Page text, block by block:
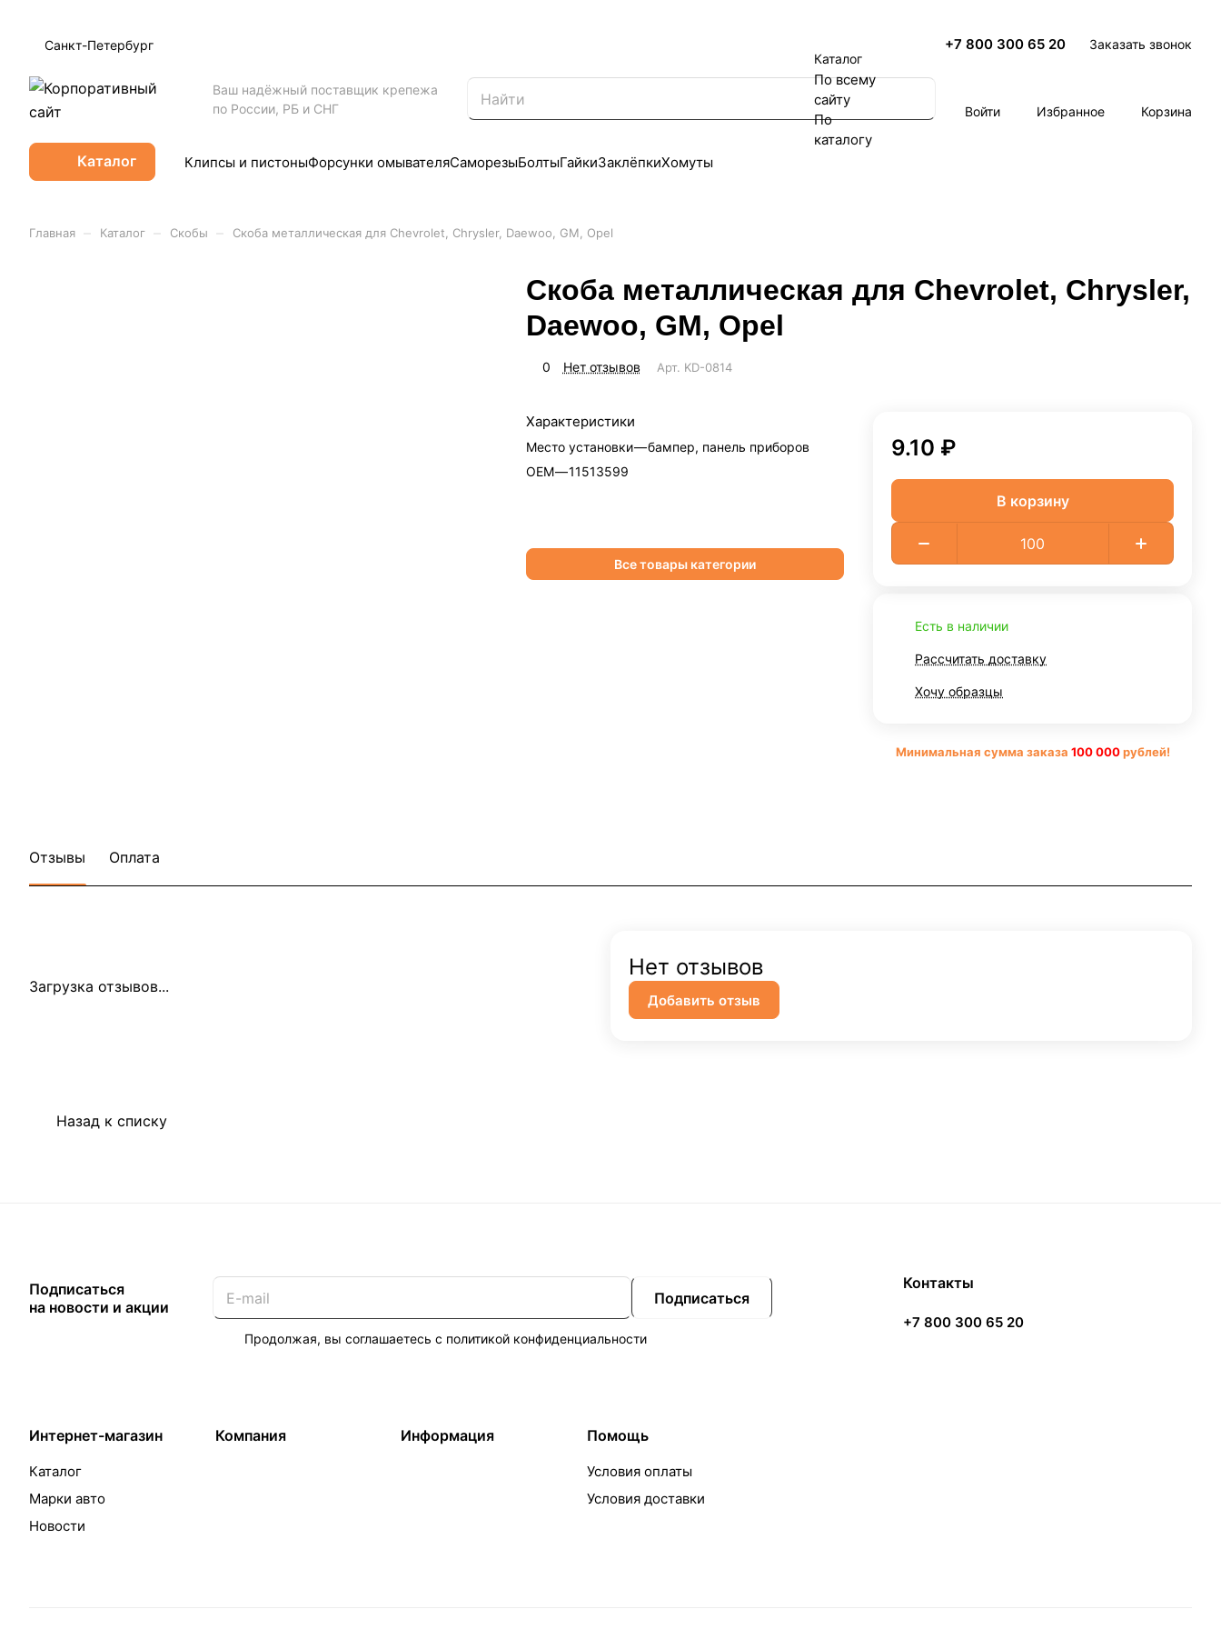
Санкт-Петербург +7 800 300 65 20 Заказать звонок
Ваш надёжный поставщик крепежа
по России, РБ и СНГ
Каталог
По всему
сайту
По
каталогу
Войти Избранное Корзина
Каталог Клипсы и пистоныФорсунки омывателяСаморезыБолтыГайкиЗаклёпкиХомуты
Главная Каталог Скобы Скоба металлическая для Chevrolet, Chrysler, Daewoo, GM, Opel
Скоба металлическая для Chevrolet, Chrysler,
Daewoo, GM, Opel
0 Нет отзывов Арт. KD-0814
Характеристики
Место установки—бампер, панель приборов
OEM—11513599
Все товары категории
9.10 ₽
В корзину
Есть в наличии
Рассчитать доставку
Хочу образцы
Минимальная сумма заказа 100 000рублей!
Отзывы Оплата
Загрузка отзывов...
Нет отзывов
Добавить отзыв
Назад к списку
Подписаться
на новости и акции
Подписаться
Продолжая, вы соглашаетесь с политикой конфиденциальности
Интернет-магазин
Каталог
Марки авто
Новости
Компания Информация Помощь
Условия оплаты
Условия доставки
Контакты
+7 800 300 65 20